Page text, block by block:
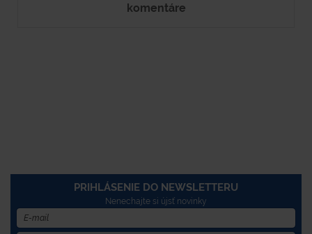
komentáre
PRIHLÁSENIE DO NEWSLETTERU
Nenechajte si újsť novinky